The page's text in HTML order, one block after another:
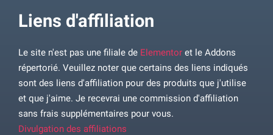
Liens d'affiliation
Le site n'est pas une filiale de Elementor et le Addons
répertorié. Veuillez noter que certains des liens indiqués
sont des liens d'affiliation pour des produits que j'utilise
et que j'aime. Je recevrai une commission d'affiliation
sans frais supplémentaires pour vous.
Divulgation des affiliations